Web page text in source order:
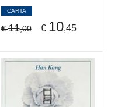
CARTA
€11,00 € 10,45